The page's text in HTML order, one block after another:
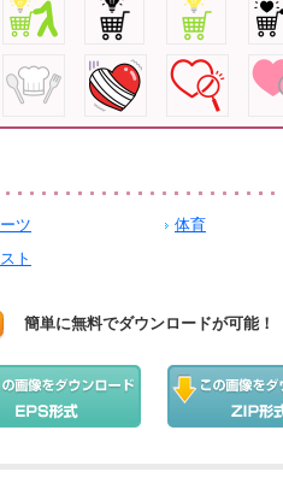
ツ 体育
ト
簡単に無料でダウンロードが可能！